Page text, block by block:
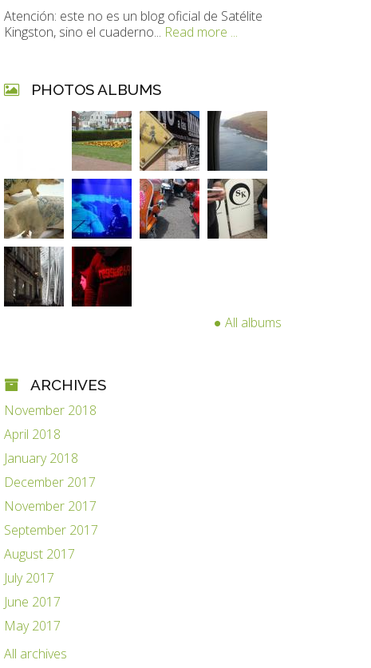
Atención: este no es un blog oficial de Satélite
Kingston, sino el cuaderno... Read more ...
PHOTOS ALBUMS
All albums
ARCHIVES
November 2018
April 2018
January 2018
December 2017
November 2017
September 2017
August 2017
July 2017
June 2017
May 2017
All archives